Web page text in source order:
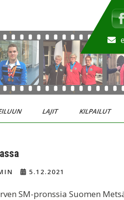
LAJIT KILPAILUT
5.12.2021
SM-pronssia Suomen